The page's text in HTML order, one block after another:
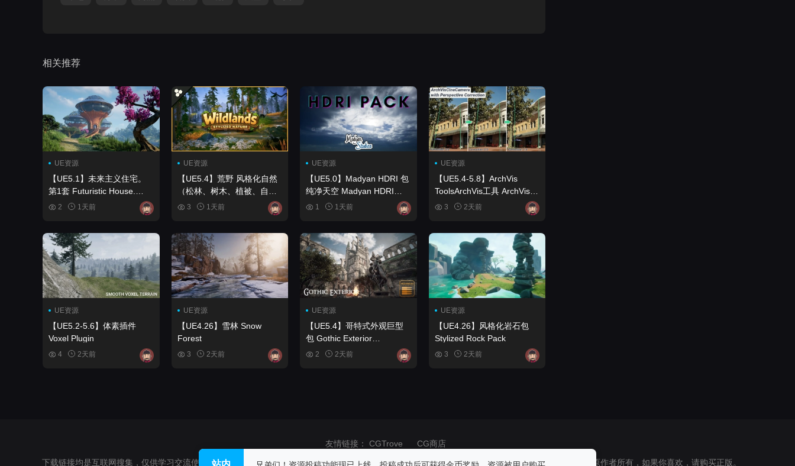
站内
相关推荐
UE资源
【UE5.1】未来主义住宅。
第1套 Futuristic House.
Pack 1
2 1天前
UE资源
【UE5.4】荒野 风格化自然
（松林、树木、植被、自
然、森林、生物群系）
Foliage, Nature, Forest,
Biome)
3 1天前
UE资源
【UE5.0】Madyan HDRI 包
纯净天空 Madyan HDRI
pack Pure Sky
1 1天前
UE资源
【UE5.4-5.8】ArchVis
ToolsArchVis工具 ArchVis
Tools
3 2天前
UE资源
【UE5.2-5.6】体素插件
Voxel Plugin
4 2天前
UE资源
【UE4.26】雪林 Snow
Forest
3 2天前
UE资源
【UE5.4】哥特式外观巨型
包 Gothic Exterior
Megapack
2 2天前
UE资源
【UE4.26】风格化岩石包
Stylized Rock Pack
3 2天前
友情链接： CGTrove
CG商店
下载链接均是互联网搜集，仅供学习交流使用，不得用于任何商业用途！请在24小时内删除！如果发生版权纠纷与网站无关，请自重！ 所有素材版权归原作者所有，如果你喜欢，请购买正版。